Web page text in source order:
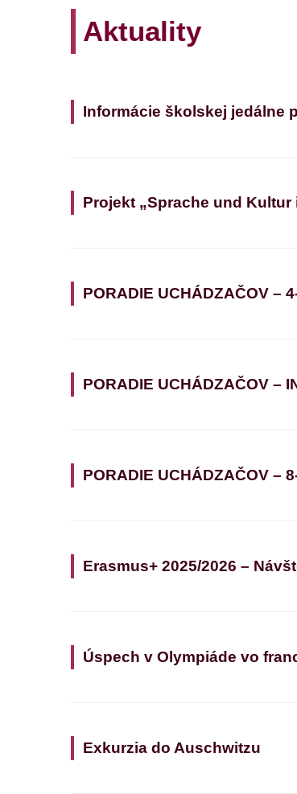
Aktuality
Informácie školskej jedálne
Projekt „Sprache und Kultur
PORADIE UCHÁDZAČOV –
PORADIE UCHÁDZAČOV –
PORADIE UCHÁDZAČOV –
Erasmus+ 2025/2026 –
Úspech v Olympiáde vo
Exkurzia do Auschwitzu